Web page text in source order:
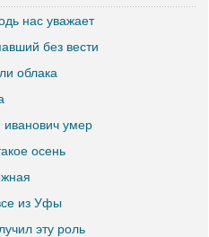
нас уважает
без вести
облака
иванович умер
осень
из Уфы
эту роль